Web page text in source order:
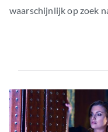
waarschijnlijk op zoek